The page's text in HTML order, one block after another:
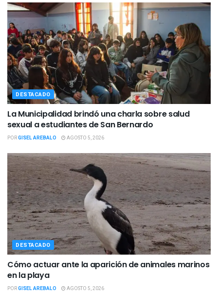
DESTACADO
La Municipalidad brindó una charla sobre salud
sexual a estudiantes de San Bernardo
PORGISEL AREBALO AGOSTO 5, 2026
DESTACADO
Cómo actuar ante la aparición de animales marinos
en la playa
PORGISEL AREBALO AGOSTO 5, 2026